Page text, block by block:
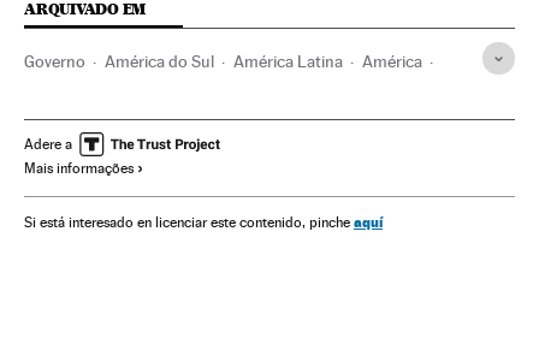
ARQUIVADO EM
Governo América do Sul América Latina América
Donald Trump Venezuela
Estados Unidos
Governo Brasil Brasil Economia Meios comunicação
Adere a
Mais informações
Si está interesado en licenciar este contenido, pinche aquí